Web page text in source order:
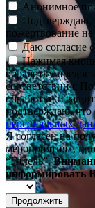
Анонимное
Подтверждаю,
пожертвование
Даю согласие
Нажимая
обработку
соответствии с
обработки и
подтверждаю, что
персональных
Я согласен на
мероприятиях,
“Гилель”.
информировать
Продолжить